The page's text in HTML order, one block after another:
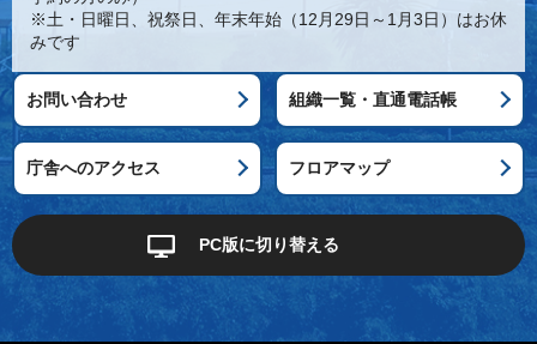
※土・日曜日、祝祭日、年末年始（12月29日～1月3日）はお休
みです
お問い合わせ 組織一覧・直通電話帳
庁舎へのアクセス フロアマップ
PC版に切り替える